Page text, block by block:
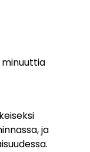
minuuttia
ja